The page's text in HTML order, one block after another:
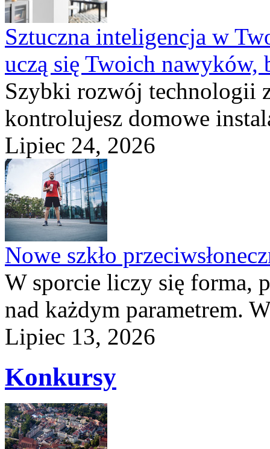
Sztuczna inteligencja w
uczą się Twoich nawyków,
Szybki rozwój technologii
kontrolujesz domowe
Lipiec 24, 2026
Nowe szkło
W sporcie liczy się forma,
nad każdym parametrem.
Lipiec 13, 2026
Konkursy